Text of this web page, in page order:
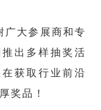
广大参展商和专
出多样抽奖活
获取行业前沿
奖品！